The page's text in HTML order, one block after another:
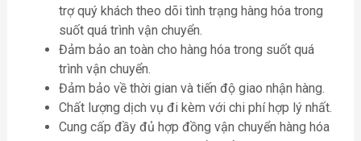
trợ quý khách theo dõi tình trạng hàng hóa trong
suốt quá trình vận chuyển.
Đảm bảo an toàn cho hàng hóa trong suốt quá
trình vận chuyển.
Đảm bảo về thời gian và tiến độ giao nhận hàng.
Chất lượng dịch vụ đi kèm với chi phí hợp lý nhất.
Cung cấp đầy đủ hợp đồng vận chuyển hàng hóa